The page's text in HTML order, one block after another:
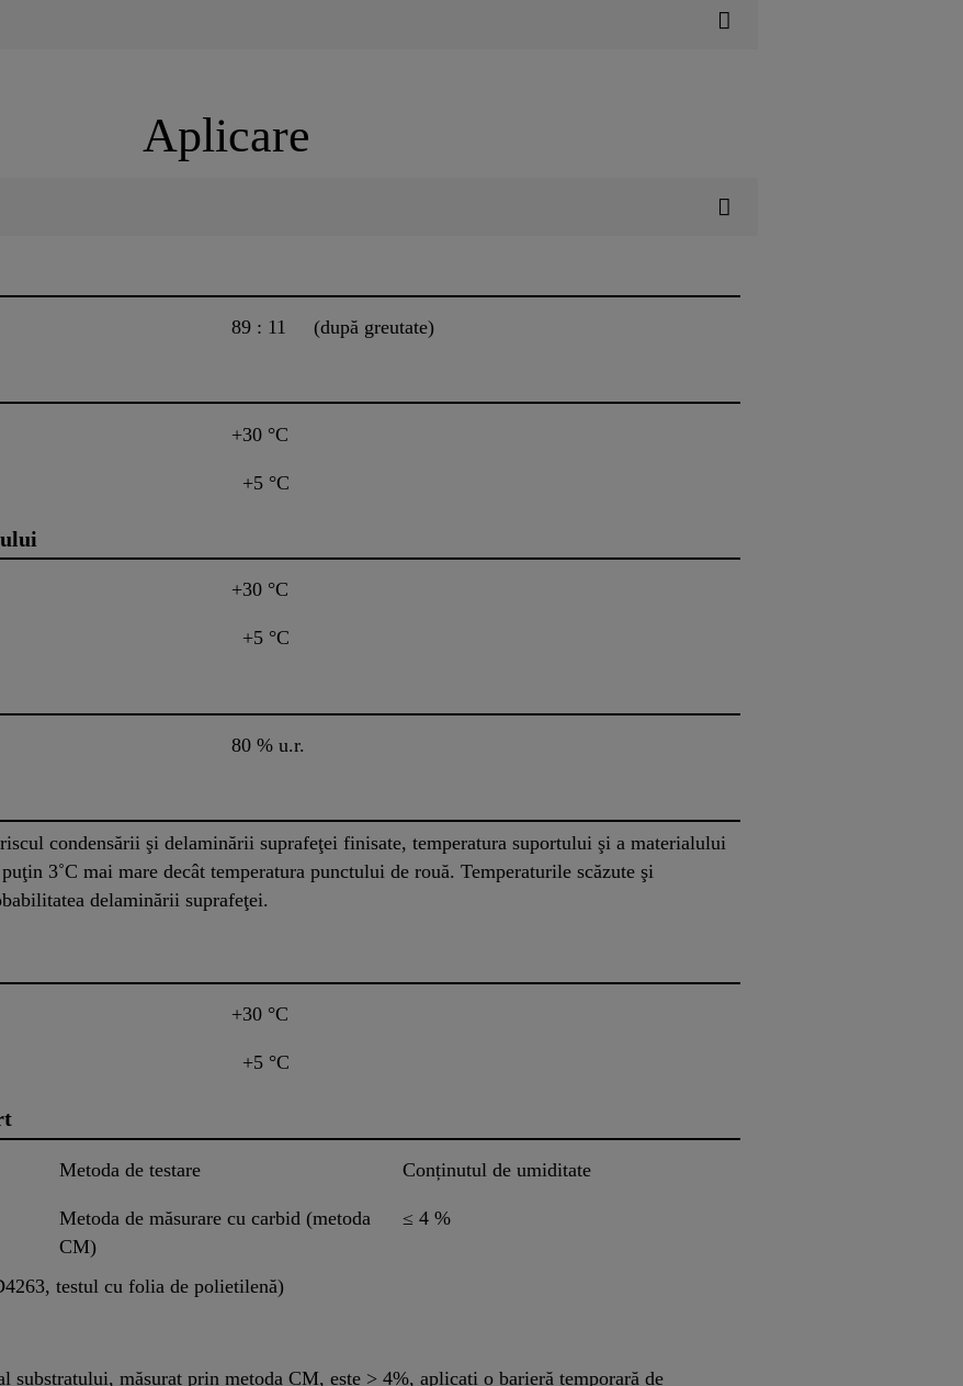
Aplicare
89 : 11 (după greutate)
+30 °C
+5 °C
+30 °C
+5 °C
80 % u.r.
condensării şi delaminării suprafeţei finisate, temperatura suportului şi a materialului
3˚C mai mare decât temperatura punctului de rouă. Temperaturile scăzute şi
delaminării suprafeţei.
+30 °C
+5 °C
Metoda de testare Conținutul de umiditate
Metoda de măsurare cu carbid (metoda
CM)
≤ 4 %
testul cu folia de polietilenă)
substratului, măsurat prin metoda CM, este > 4%, aplicați o barieră temporară de